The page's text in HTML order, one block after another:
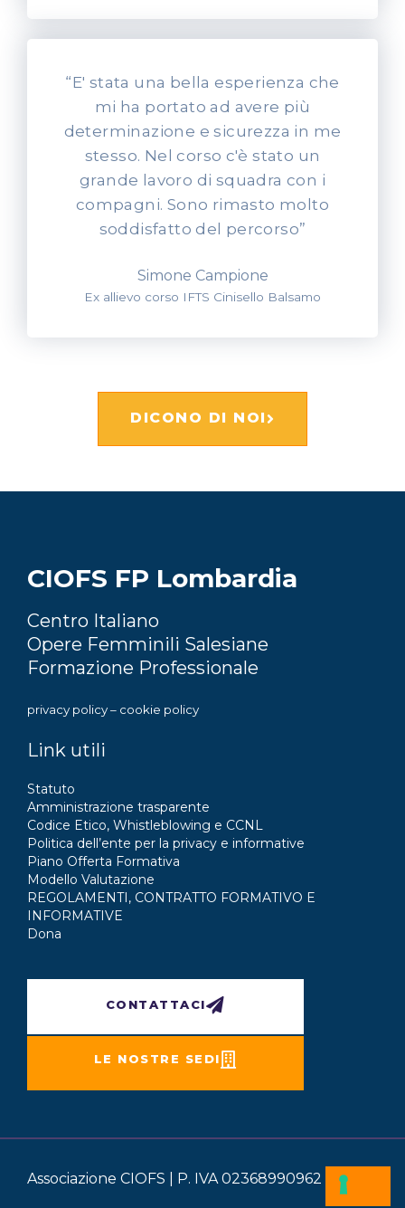
“E' stata una bella esperienza che
mi ha portato ad avere più
determinazione e sicurezza in me
stesso. Nel corso c'è stato un
grande lavoro di squadra con i
compagni. Sono rimasto molto
soddisfatto del percorso”
Simone Campione
Ex allievo corso IFTS Cinisello Balsamo
DICONO DI NOI
CIOFS FP Lombardia
Centro Italiano
Opere Femminili Salesiane
Formazione Professionale
privacy policy– cookie policy
Link utili
Statuto
Amministrazione trasparente
Codice Etico, Whistleblowing e CCNL
Politica dell’ente per la privacy e informative
Piano Offerta Formativa
Modello Valutazione
REGOLAMENTI, CONTRATTO FORMATIVO E
INFORMATIVE
Dona
CONTATTACI
LE NOSTRE SEDI
Associazione CIOFS | P. IVA 02368990962